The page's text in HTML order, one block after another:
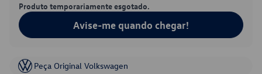
Produto temporariamente esgotado.
Avise-me quando chegar!
Peça Original Volkswagen